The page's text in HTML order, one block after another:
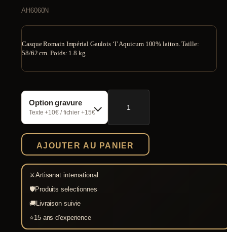
AH6060N
Casque Romain Impérial Gaulois ‘I’ Aquicum 100% laiton. Taille:
58/62 cm. Poids: 1.8 kg
Option gravure
Texte +10€ / fichier +15€
quantité
Imperial-
Gaulois
AJOUTER AU PANIER
⚔Artisanat international
🛡Produits selectionnes
🚚Livraison suivie
⭐15 ans d'experience